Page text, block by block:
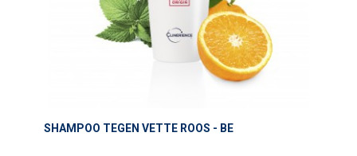
SHAMPOO TEGEN VETTE ROOS - BE